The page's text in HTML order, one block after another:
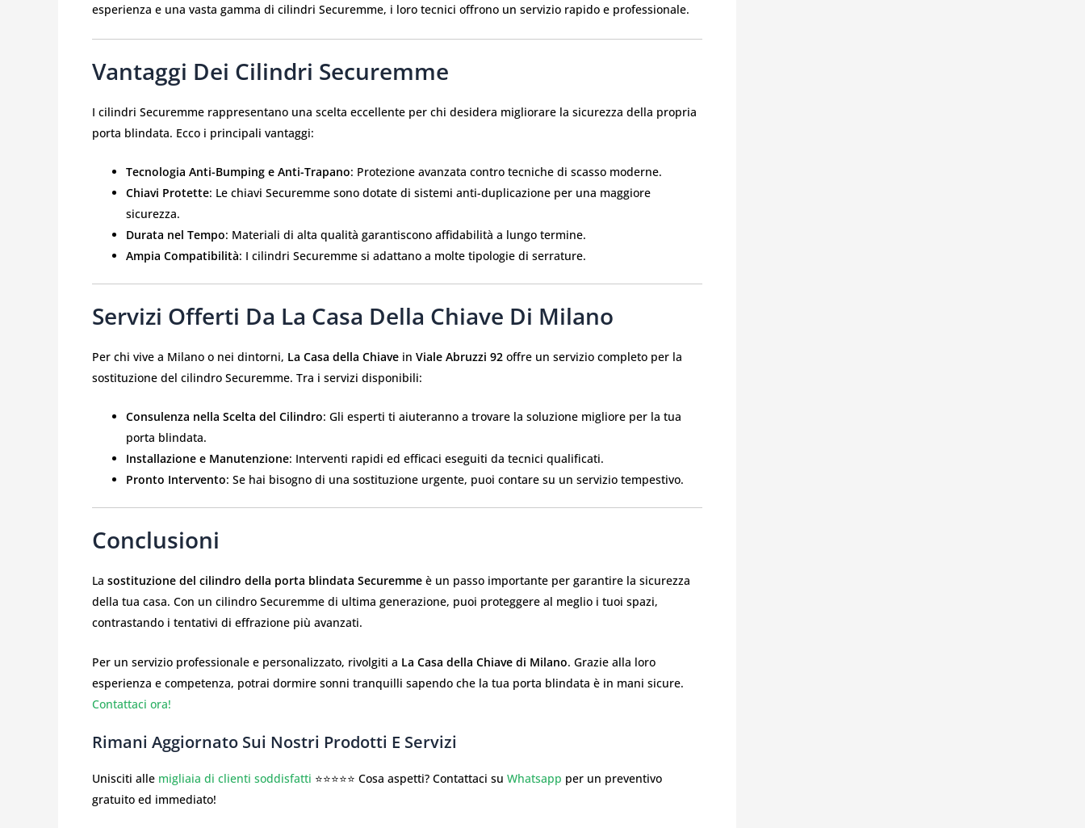
esperienza e una vasta gamma di cilindri Securemme, i loro tecnici offrono un servizio rapido e professionale.
Vantaggi Dei Cilindri Securemme
I cilindri Securemme rappresentano una scelta eccellente per chi desidera migliorare la sicurezza della propria
porta blindata. Ecco i principali vantaggi:
Tecnologia Anti-Bumping e Anti-Trapano: Protezione avanzata contro tecniche di scasso moderne.
Chiavi Protette: Le chiavi Securemme sono dotate di sistemi anti-duplicazione per una maggiore
sicurezza.
Durata nel Tempo: Materiali di alta qualità garantiscono affidabilità a lungo termine.
Ampia Compatibilità: I cilindri Securemme si adattano a molte tipologie di serrature.
Servizi Offerti Da La Casa Della Chiave Di Milano
Per chi vive a Milano o nei dintorni, La Casa della Chiave in Viale Abruzzi 92 offre un servizio completo per la
sostituzione del cilindro Securemme. Tra i servizi disponibili:
Consulenza nella Scelta del Cilindro: Gli esperti ti aiuteranno a trovare la soluzione migliore per la tua
porta blindata.
Installazione e Manutenzione: Interventi rapidi ed efficaci eseguiti da tecnici qualificati.
Pronto Intervento: Se hai bisogno di una sostituzione urgente, puoi contare su un servizio tempestivo.
Conclusioni
La sostituzione del cilindro della porta blindata Securemme è un passo importante per garantire la sicurezza
della tua casa. Con un cilindro Securemme di ultima generazione, puoi proteggere al meglio i tuoi spazi,
contrastando i tentativi di effrazione più avanzati.
Per un servizio professionale e personalizzato, rivolgiti a La Casa della Chiave di Milano. Grazie alla loro
esperienza e competenza, potrai dormire sonni tranquilli sapendo che la tua porta blindata è in mani sicure.
Contattaci ora!
Rimani Aggiornato Sui Nostri Prodotti E Servizi
Unisciti alle migliaia di clienti soddisfatti ⭐⭐⭐⭐⭐ Cosa aspetti? Contattaci su Whatsapp per un preventivo
gratuito ed immediato!